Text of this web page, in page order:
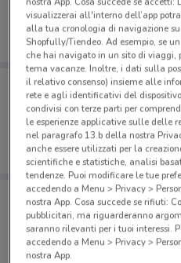
Porta DoveConviene
Puoi trovare le
salvarle e creare la
dal tuo cellulare.
Negozi Primi Anni a Torino
visualizzerai all'interno dell’app
alla tua cronologia di navigazione
Shopfully/Tiendeo. Ad esempio, se
che hai navigato in un sito di viaggi,
tema vacanze. Inoltre, i dati sulla
il relativo consenso) insieme alle
rete e agli identificativi del
condivisi con terze parti per
le esperienze applicative sulle delle
nel paragrafo 13.b della nostra
anche essere utilizzati per la
scientifiche e statistiche, analisi
tendenze. Puoi modificare le tue
accedendo a Menu > Privacy >
nostra App. Cosa succede se rifiuti:
pubblicitari, ma riguarderanno
saranno rilevanti per i tuoi interessi.
accedendo a Menu > Privacy >
nostra App.